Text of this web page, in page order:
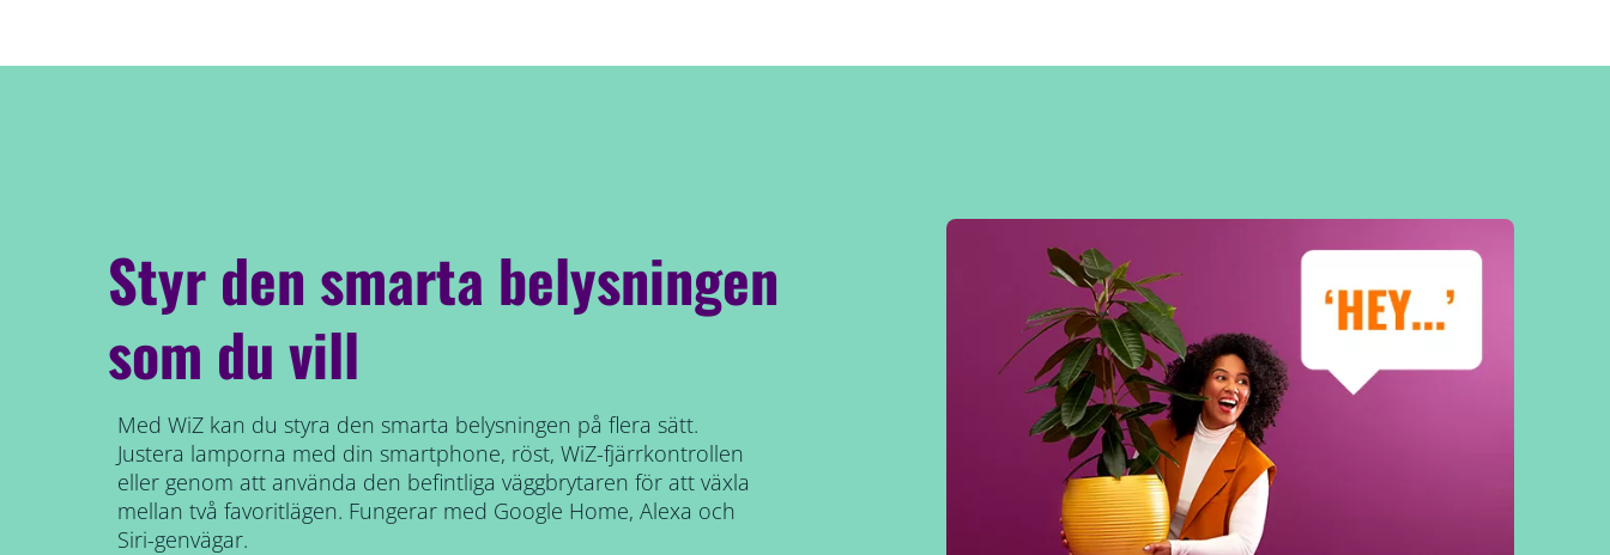
Styr den smarta belysningen
som du vill
Med WiZ kan du styra den smarta belysningen på flera sätt.
Justera lamporna med din smartphone, röst, WiZ-fjärrkontrollen
eller genom att använda den befintliga väggbrytaren för att växla
mellan två favoritlägen. Fungerar med Google Home, Alexa och
Siri-genvägar.